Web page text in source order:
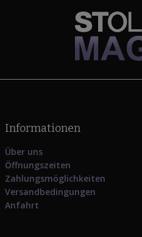
Informationen
Über uns
Öffnungszeiten
Zahlungsmöglichkeiten
Versandbedingungen
Anfahrt